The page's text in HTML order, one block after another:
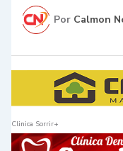
Por Calmon
Clinica Sorrir+